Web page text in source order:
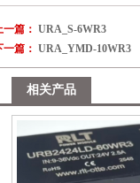
一篇： URA_S-6WR3
一篇： URA_YMD-10WR3
相关产品